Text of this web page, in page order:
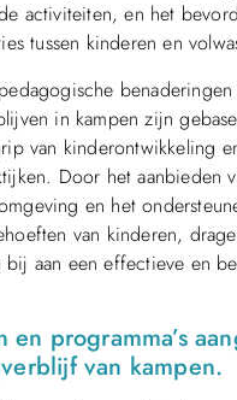
activiteiten, en het
tussen kinderen en
in kampen zijn
van kinderontwikkeling
Door het aanbieden
en het
van kinderen,
bij aan een effectieve en
en programma’s
van kampen.